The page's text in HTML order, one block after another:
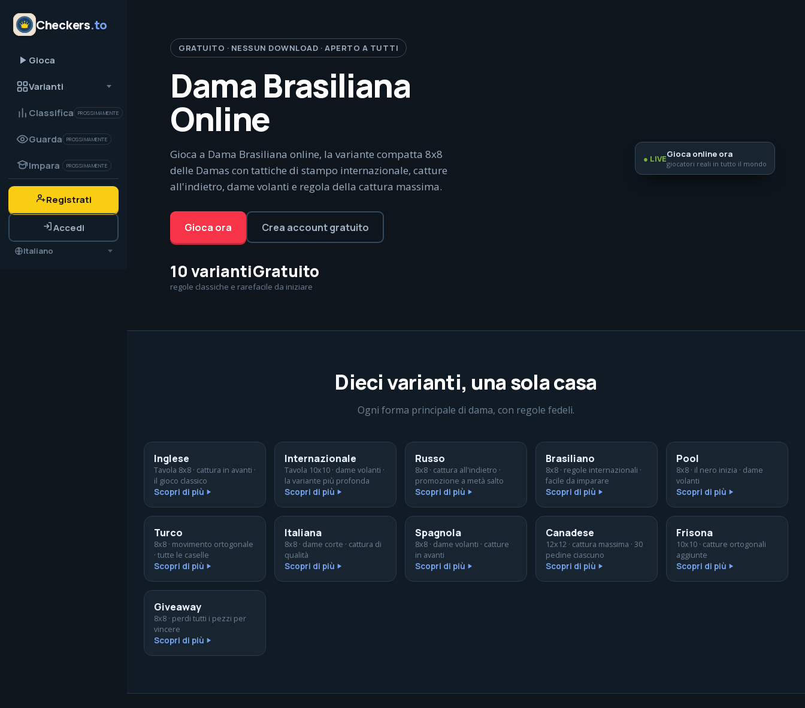
Checkers.to
Gioca
Varianti
Classifica PROSSIMAMENTE
Guarda PROSSIMAMENTE
Impara PROSSIMAMENTE
Registrati
Accedi
Italiano
GRATUITO · NESSUN DOWNLOAD · APERTO A TUTTI
Dama Brasiliana
Online
Gioca a Dama Brasiliana online, la variante compatta 8x8
delle Damas con tattiche di stampo internazionale, catture
all'indietro, dame volanti e regola della cattura massima.
Gioca ora Crea account gratuito
10 varianti
regole classiche e rare
Gratuito
facile da iniziare
● LIVEGioca online ora
giocatori reali in tutto il mondo
Dieci varianti, una sola casa
Ogni forma principale di dama, con regole fedeli.
Inglese
Tavola 8x8 · cattura in avanti ·
il gioco classico
Scopri di più
Internazionale
Tavola 10x10 · dame volanti ·
la variante più profonda
Scopri di più
Russo
8x8 · cattura all'indietro ·
promozione a metà salto
Scopri di più
Brasiliano
8x8 · regole internazionali ·
facile da imparare
Scopri di più
Pool
8x8 · il nero inizia · dame
volanti
Scopri di più
Turco
8x8 · movimento ortogonale
· tutte le caselle
Scopri di più
Italiana
8x8 · dame corte · cattura di
qualità
Scopri di più
Spagnola
8x8 · dame volanti · catture
in avanti
Scopri di più
Canadese
12x12 · cattura massima · 30
pedine ciascuno
Scopri di più
Frisona
10x10 · catture ortogonali
aggiunte
Scopri di più
Giveaway
8x8 · perdi tutti i pezzi per
vincere
Scopri di più